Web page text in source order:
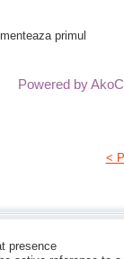
primul
Powered by
<
presence